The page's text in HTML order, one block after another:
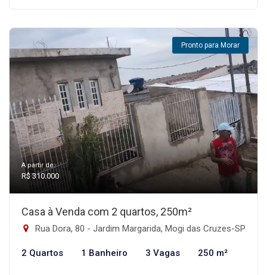
Pronto para Morar
A partir de:
R$ 310.000
Casa à Venda com 2 quartos, 250m²
Rua Dora, 80 - Jardim Margarida, Mogi das Cruzes-SP
2 Quartos 1 Banheiro 3 Vagas 250 m²